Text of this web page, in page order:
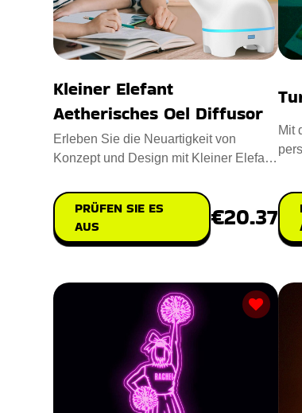
Kleiner Elefant
Aetherisches Oel Diffusor
Erleben Sie die Neuartigkeit von
Konzept und Design mit Kleiner Elefant
PRÜFEN SIE ES
AUS
€20.37
Mit